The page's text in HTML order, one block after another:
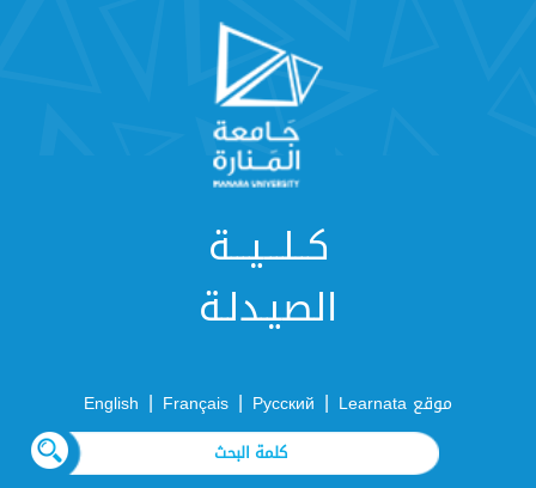
كــلـــيـــة
الصيـدلـة
موقع Learnata |
Русский
|
Français
|
English